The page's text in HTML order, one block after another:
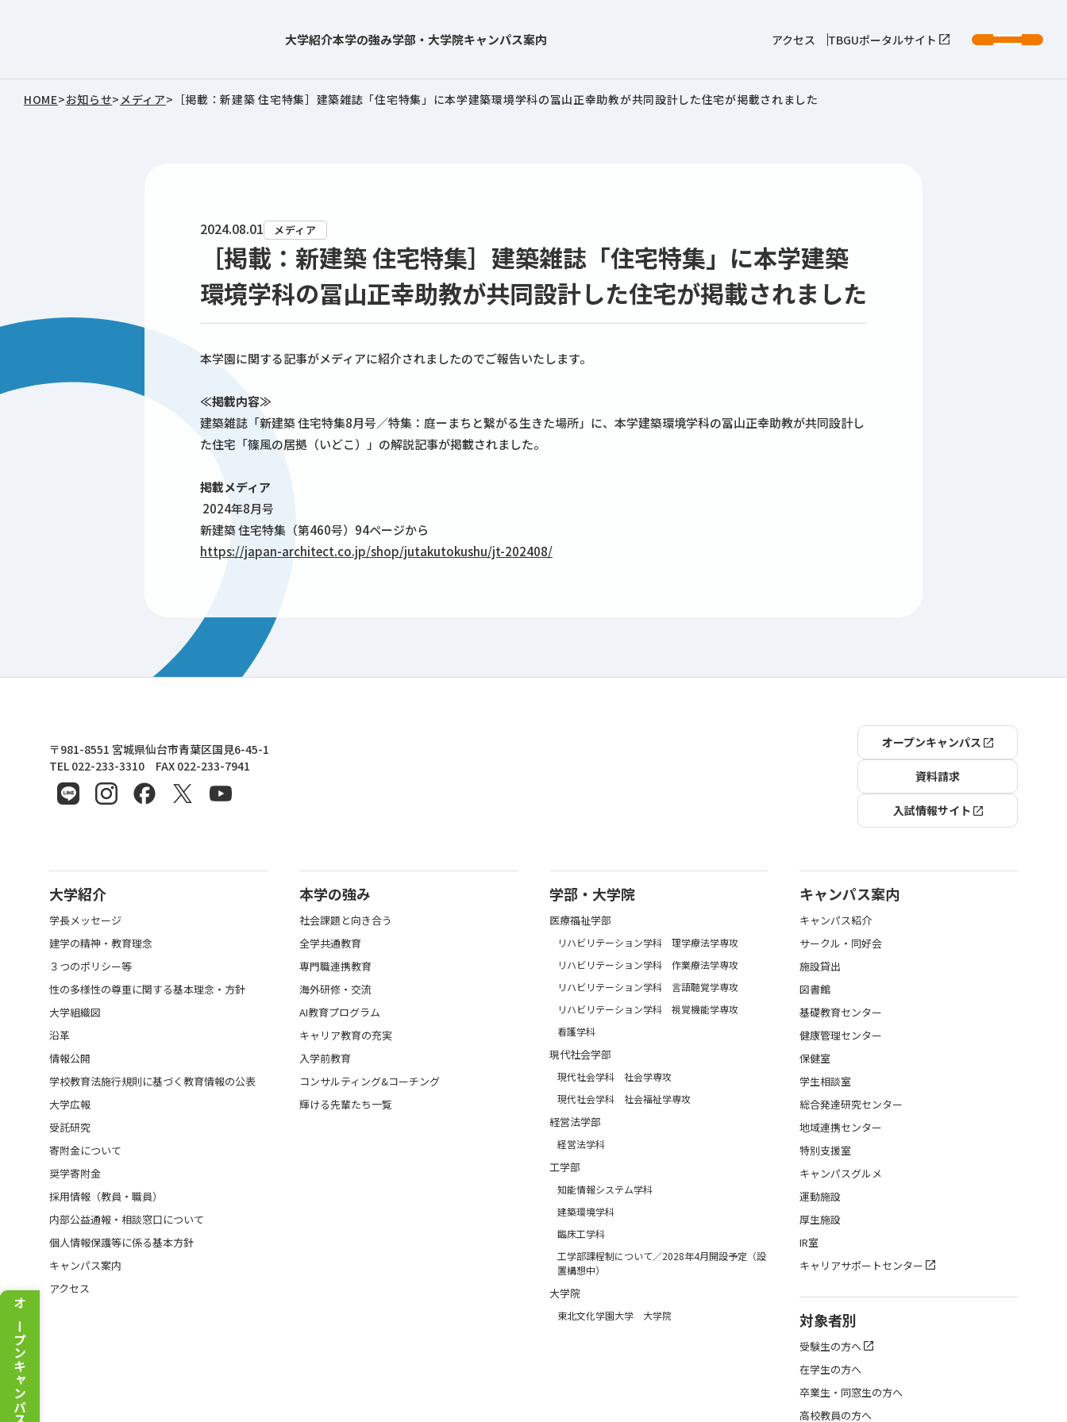
オープンキャンパス
大学紹介本学の強み学部・大学院キャンパス案内 アクセス TBGUポータルサイト
HOME>お知らせ> メディア> ［掲載：新建築 住宅特集］建築雑誌「住宅特集」に本学建築環境学科の冨山正幸助教が共同設計した住宅が掲載されました
2024.08.01 メディア
［掲載：新建築 住宅特集］建築雑誌「住宅特集」に本学建築
環境学科の冨山正幸助教が共同設計した住宅が掲載されました
本学園に関する記事がメディアに紹介されましたのでご報告いたします。
≪掲載内容≫
建築雑誌「新建築 住宅特集8月号／特集：庭ーまちと繋がる生きた場所」に、本学建築環境学科の冨山正幸助教が共同設計し
た住宅「篠風の居拠（いどこ）」の解説記事が掲載されました。
掲載メディア
2024年8月号
新建築 住宅特集（第460号）94ページから
https://japan-architect.co.jp/shop/jutakutokushu/jt-202408/
東北文化学園大学
〒981-8551 宮城県仙台市青葉区国見6-45-1
TEL 022-233-3310 FAX 022-233-7941
オープンキャンパス
資料請求
入試情報サイト
大学紹介
学長メッセージ
建学の精神・教育理念
３つのポリシー等
性の多様性の尊重に関する基本理念・方針
大学組織図
沿革
情報公開
学校教育法施行規則に基づく教育情報の公表
大学広報
受託研究
寄附金について
奨学寄附金
採用情報（教員・職員）
内部公益通報・相談窓口について
個人情報保護等に係る基本方針
キャンパス案内
アクセス
本学の強み
社会課題と向き合う
全学共通教育
専門職連携教育
海外研修・交流
AI教育プログラム
キャリア教育の充実
入学前教育
コンサルティング&コーチング
輝ける先輩たち一覧
学部・大学院
医療福祉学部
リハビリテーション学科 理学療法学専攻
リハビリテーション学科 作業療法学専攻
リハビリテーション学科 言語聴覚学専攻
リハビリテーション学科 視覚機能学専攻
看護学科
現代社会学部
現代社会学科 社会学専攻
現代社会学科 社会福祉学専攻
経営法学部
経営法学科
工学部
知能情報システム学科
建築環境学科
臨床工学科
工学部課程制について／2028年4月開設予定（設
置構想中）
大学院
東北文化学園大学 大学院
キャンパス案内
キャンパス紹介
サークル・同好会
施設貸出
図書館
基礎教育センター
健康管理センター
保健室
学生相談室
総合発達研究センター
地域連携センター
特別支援室
キャンパスグルメ
運動施設
厚生施設
IR室
キャリアサポートセンター
対象者別
受験生の方へ
在学生の方へ
卒業生・同窓生の方へ
高校教員の方へ